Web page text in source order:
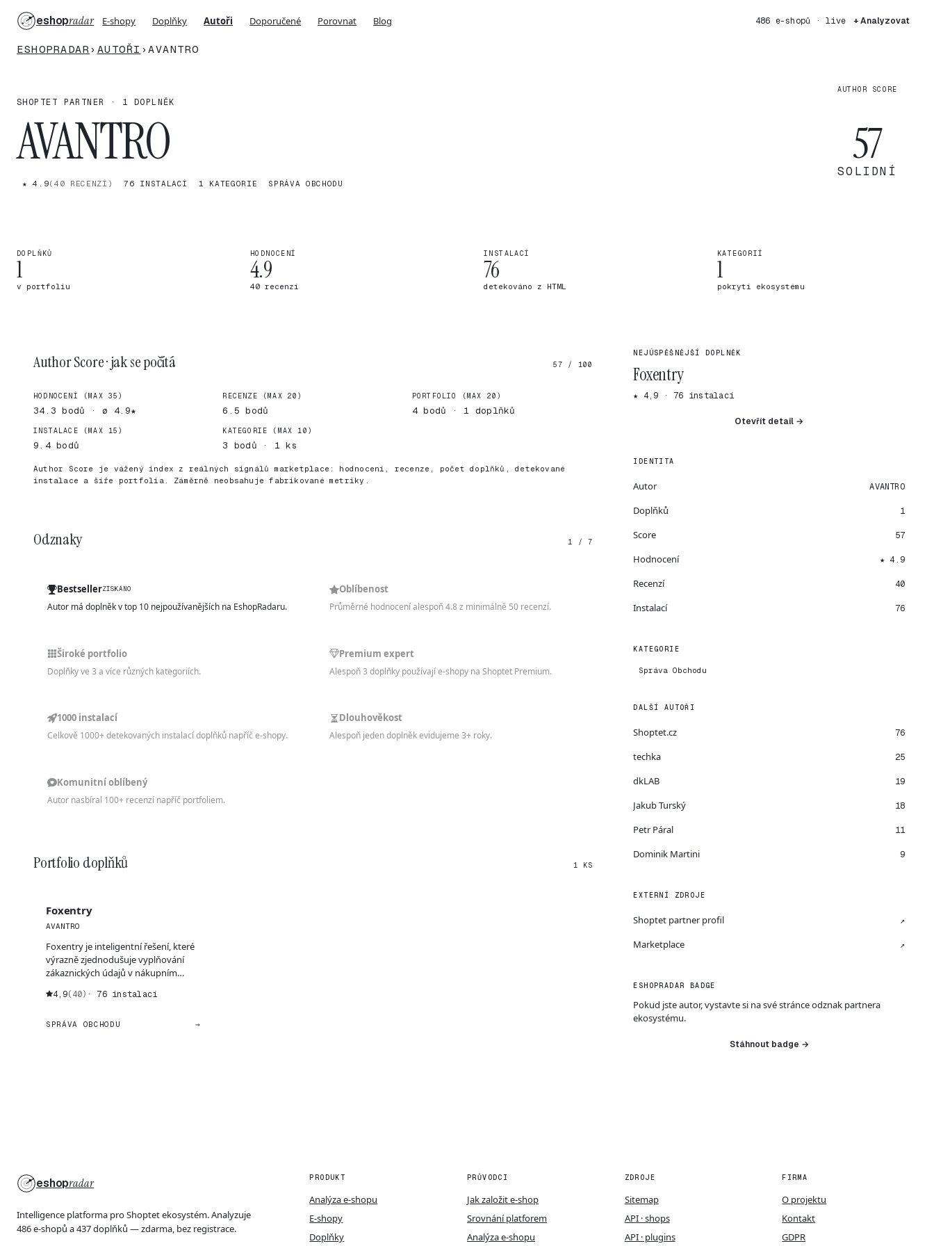
eshopradar E-shopy Doplňky Autoři Doporučené Porovnat Blog 486 e-shopů · live + Analyzovat
ESHOPRADAR › AUTOŘI › AVANTRO
SHOPTET PARTNER · 1 DOPLNĚK
AVANTRO
★ 4.9(40 RECENZÍ) 76 INSTALACÍ 1 KATEGORIE SPRÁVA OBCHODU
AUTHOR SCORE
57
SOLIDNÍ
DOPLŇKŮ
1
v portfoliu
HODNOCENÍ
4.9
40 recenzí
INSTALACÍ
76
detekováno z HTML
KATEGORIÍ
1
pokrytí ekosystému
Author Score · jak se počítá 57 / 100
HODNOCENÍ (MAX 35)
34.3 bodů · ø 4.9★
RECENZE (MAX 20)
6.5 bodů
PORTFOLIO (MAX 20)
4 bodů · 1 doplňků
INSTALACE (MAX 15)
9.4 bodů
KATEGORIE (MAX 10)
3 bodů · 1 ks
Author Score je vážený index z reálných signálů marketplace: hodnocení, recenze, počet doplňků, detekované
instalace a šíře portfolia. Záměrně neobsahuje fabrikované metriky.
Odznaky 1 / 7
BestsellerZÍSKÁNO
Autor má doplněk v top 10 nejpoužívanějších na EshopRadaru.
Oblíbenost
Průměrné hodnocení alespoň 4.8 z minimálně 50 recenzí.
Široké portfolio
Doplňky ve 3 a více různých kategoriích.
Premium expert
Alespoň 3 doplňky používají e-shopy na Shoptet Premium.
1000 instalací
Celkově 1000+ detekovaných instalací doplňků napříč e-shopy.
Dlouhověkost
Alespoň jeden doplněk evidujeme 3+ roky.
Komunitní oblíbený
Autor nasbíral 100+ recenzí napříč portfoliem.
Portfolio doplňků 1 KS
Foxentry
AVANTRO
Foxentry je inteligentní řešení, které
výrazně zjednodušuje vyplňování
zákaznických údajů v nákupním
4,9(40) · 76 instalací
SPRÁVA OBCHODU →
NEJÚSPĚŠNĚJŠÍ DOPLNĚK
Foxentry
★ 4,9 · 76 instalací
Otevřít detail →
IDENTITA
Autor AVANTRO
Doplňků 1
Score 57
Hodnocení ★ 4.9
Recenzí 40
Instalací 76
KATEGORIE
Správa Obchodu
DALŠÍ AUTOŘI
Shoptet.cz 76
techka 25
dkLAB 19
Jakub Turský 18
Petr Páral 11
Dominik Martini 9
EXTERNÍ ZDROJE
Shoptet partner profil ↗
Marketplace ↗
ESHOPRADAR BADGE
Pokud jste autor, vystavte si na své stránce odznak partnera
ekosystému.
Stáhnout badge →
eshopradar
Intelligence platforma pro Shoptet ekosystém. Analyzuje
486 e-shopů a 437 doplňků — zdarma, bez registrace.
PRODUKT
Analýza e-shopu
E-shopy
Doplňky
PRŮVODCI
Jak založit e-shop
Srovnání platforem
Analýza e-shopu
ZDROJE
Sitemap
API · shops
API · plugins
FIRMA
O projektu
Kontakt
GDPR